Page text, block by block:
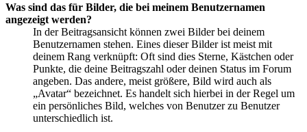
Was sind das für Bilder, die bei meinem Benutzernamen
angezeigt werden?
In der Beitragsansicht können zwei Bilder bei deinem
Benutzernamen stehen. Eines dieser Bilder ist meist mit
deinem Rang verknüpft: Oft sind dies Sterne, Kästchen oder
Punkte, die deine Beitragszahl oder deinen Status im Forum
angeben. Das andere, meist größere, Bild wird auch als
„Avatar“ bezeichnet. Es handelt sich hierbei in der Regel um
ein persönliches Bild, welches von Benutzer zu Benutzer
unterschiedlich ist.